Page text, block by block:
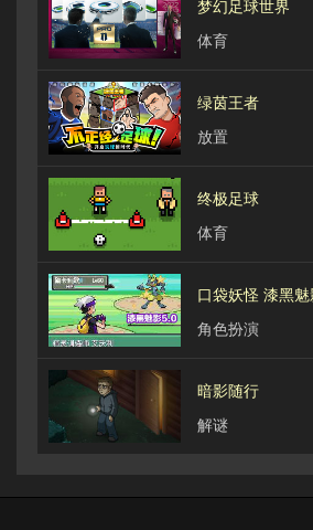
梦幻足球世界
体育
绿茵王者
放置
终极足球
体育
角色扮演
暗影随行
解谜